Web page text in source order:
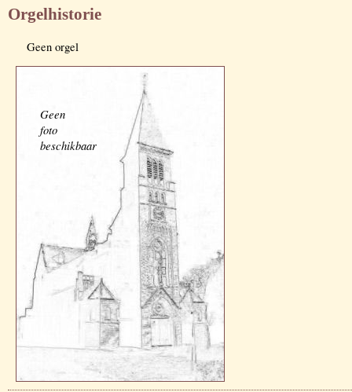
Orgelhistorie
Geen orgel
Geen
foto
beschikbaar